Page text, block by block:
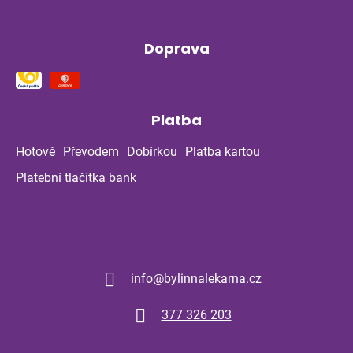
Doprava
Platba
Hotově Převodem Dobírkou
Platba kartou
Platební tlačítka bank
info@bylinnalekarna.cz
377 326 203